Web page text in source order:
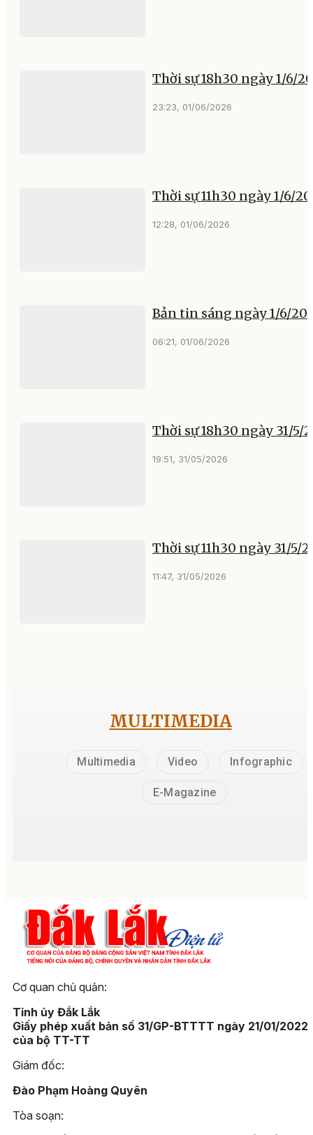
Thời sự 18h30 ngày 1/6/
23:23, 01/06/2026
Thời sự 11h30 ngày 1/6/
12:28, 01/06/2026
Bản tin sáng ngày 1/6/
06:21, 01/06/2026
Thời sự 18h30 ngày 31/5/
19:51, 31/05/2026
Thời sự 11h30 ngày 31/5/
11:47, 31/05/2026
MULTIMEDIA
Multimedia Video Infographic
E-Magazine
Cơ quan chủ quản:
Tỉnh ủy Đắk Lắk
Giấy phép xuất bản số 31/GP-BTTTT ngày 21/01/2022
của bộ TT-TT
Giám đốc:
Đào Phạm Hoàng Quyên
Tòa soạn: